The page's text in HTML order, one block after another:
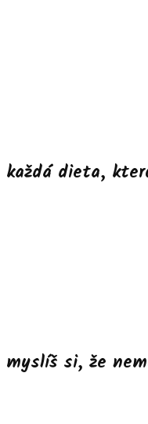
každá dieta,
myslíš si, že